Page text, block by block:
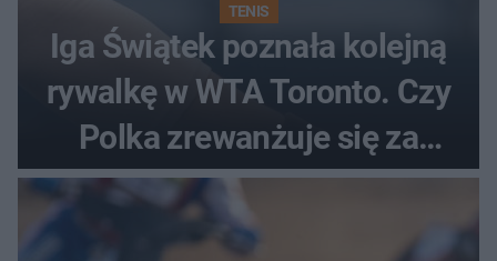
TENIS
Iga Świątek poznała kolejną
rywalkę w WTA Toronto. Czy
Polka zrewanżuje się za
ostatnią porażkę?